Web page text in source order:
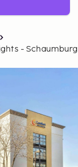
- Schaumburg